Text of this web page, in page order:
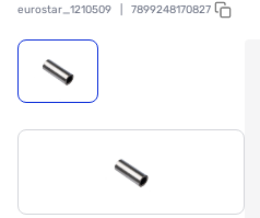
eurostar_1210509 7899248170827